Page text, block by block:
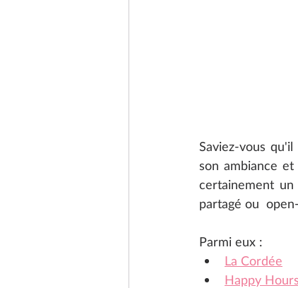
Saviez-vous
son ambiance
certainement
partagé ou
Parmi eux :
La Cordée
Happy Hours